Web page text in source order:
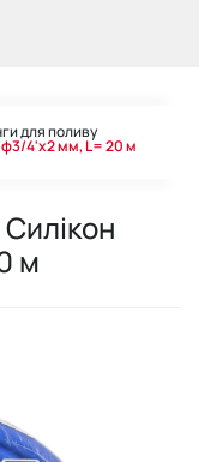
для поливу
ф3/4'x2 мм, L= 20 м
м